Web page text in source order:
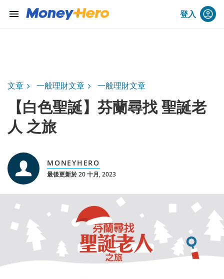
menu 登入
文章 一般理財文章 一般理財文章
【白色聖誕】芬蘭尋找 聖誕老
人 之旅
MONEYHERO
最後更新於 20 十月, 2023